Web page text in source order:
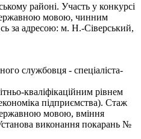
районі. Участь у конкурсі
мовою, чинним
за адресою: м. Н.-Сіверський,
службовця - спеціаліста-
кваліфікаційним рівнем
підприємства). Стаж
мовою, вміння
виконання покарань №